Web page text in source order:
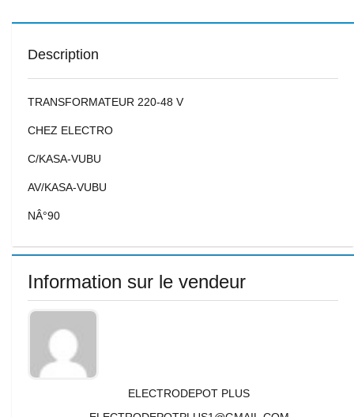
Description
TRANSFORMATEUR 220-48 V
CHEZ ELECTRO
C/KASA-VUBU
AV/KASA-VUBU
NÂ°90
Information sur le vendeur
ELECTRODEPOT PLUS